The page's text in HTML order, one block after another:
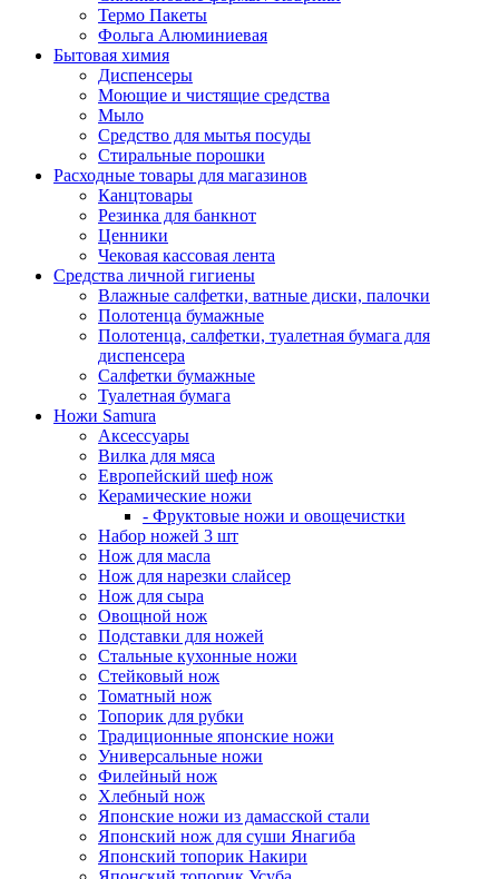
Термо Пакеты
Фольга Алюминиевая
Бытовая химия
Диспенсеры
Моющие и чистящие средства
Мыло
Средство для мытья посуды
Стиральные порошки
Расходные товары для магазинов
Канцтовары
Резинка для банкнот
Ценники
Чековая кассовая лента
Средства личной гигиены
Влажные салфетки, ватные диски, палочки
Полотенца бумажные
Полотенца, салфетки, туалетная бумага для
диспенсера
Салфетки бумажные
Туалетная бумага
Ножи Samura
Аксессуары
Вилка для мяса
Европейский шеф нож
Керамические ножи
- Фруктовые ножи и овощечистки
Набор ножей 3 шт
Нож для масла
Нож для нарезки слайсер
Нож для сыра
Овощной нож
Подставки для ножей
Стальные кухонные ножи
Стейковый нож
Томатный нож
Топорик для рубки
Традиционные японские ножи
Универсальные ножи
Филейный нож
Хлебный нож
Японские ножи из дамасской стали
Японский нож для суши Янагиба
Японский топорик Накири